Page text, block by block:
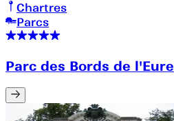
Chartres
Parcs
Parc des Bords de l'Eure